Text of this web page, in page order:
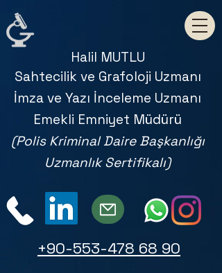
Halil MUTLU
Sahtecilik ve Grafoloji Uzmanı
İmza ve Yazı İnceleme Uzmanı
Emekli Emniyet Müdürü
(Polis Kriminal Daire Başkanlığı
Uzmanlık Sertifikalı)
+90-553-478 68 90